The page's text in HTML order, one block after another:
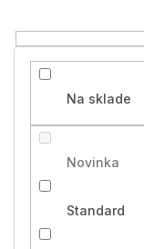
o
v
Na sklade
Novinka
Standard